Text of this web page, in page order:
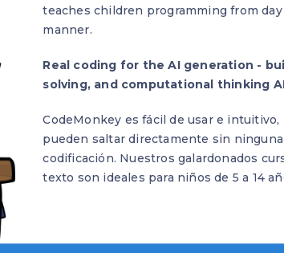
teaches children programming from
manner.
Real coding for the AI generation -
solving, and computational thinking
CodeMonkey es fácil de usar e
pueden saltar directamente sin
codificación. Nuestros galardonados
texto son ideales para niños de 5 a 14